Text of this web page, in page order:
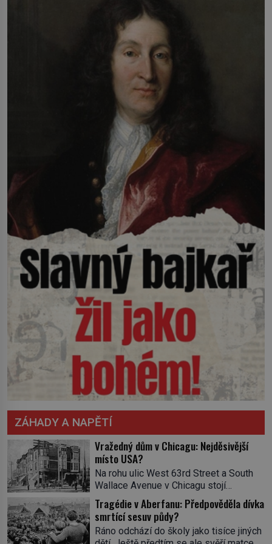
ZÁHADY A NAPĚTÍ
Vražedný dům v Chicagu: Nejděsivější
místo USA?
Na rohu ulic West 63rd Street a South
Wallace Avenue v Chicagu stojí
nenápadná pošta. Nemá žádný speciální
nápis ani pamětní desku. A přesto prý
místní zaměstnanci neradi chodí do
sklepa. Právě tady totiž sídlil sériový
Tragédie v Aberfanu: Předpověděla dívka
smrtící sesuv půdy?
Ráno odchází do školy jako tisíce jiných